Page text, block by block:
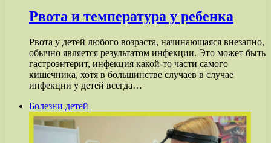
Рвота и температура у ребенка
Рвота у детей любого возраста, начинающаяся внезапно,
обычно является результатом инфекции. Это может быть
гастроэнтерит, инфекция какой-то части самого
кишечника, хотя в большинстве случаев в случае
инфекции у детей всегда…
Болезни детей